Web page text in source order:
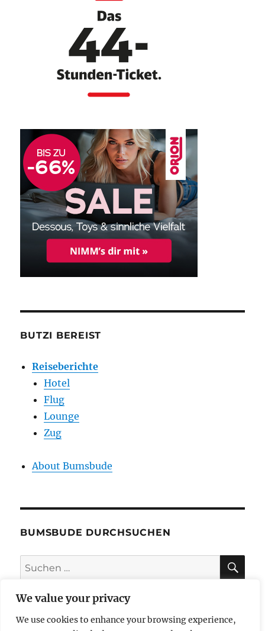
We value your privacy
We use cookies to enhance your browsing experience,
BUTZI BEREIST
Reiseberichte
Hotel
Flug
Lounge
Zug
About Bumsbude
BUMSBUDE DURCHSUCHEN
Suche
nach:
impressum